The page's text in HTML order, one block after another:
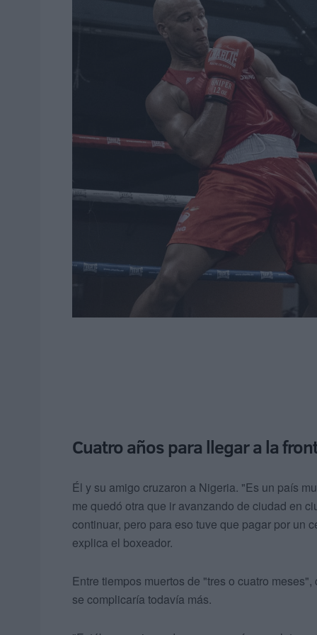
Cuatro años para llegar a la
Él y su amigo cruzaron a Nigeria. "Es un país
me quedó otra que ir avanzando de ciudad en
continuar, pero para eso tuve que pagar por un
explica el boxeador.
Entre tiempos muertos de "tres o cuatro
se complicaría todavía más.